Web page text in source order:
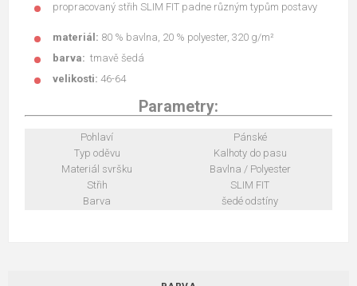
propracovaný střih SLIM FIT padne různým typům postavy
materiál: 80 % bavlna, 20 % polyester, 320 g/m²
barva: tmavě šedá
velikosti: 46-64
Parametry:
Pohlaví
Pánské
Typ oděvu
Kalhoty do pasu
Materiál svršku
Bavlna / Polyester
Střih
SLIM FIT
Barva
šedé odstíny